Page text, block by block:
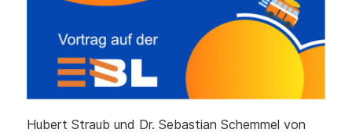
Hubert Straub und Dr. Sebastian Schemmel von